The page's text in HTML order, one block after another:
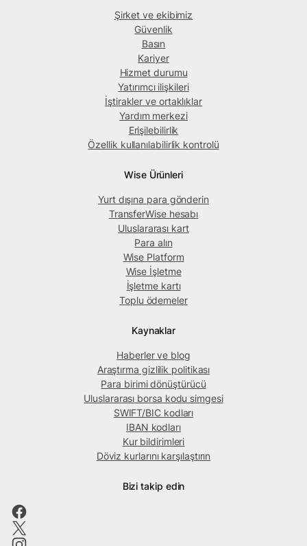
Şirket ve ekibimiz
Güvenlik
Basın
Kariyer
Hizmet durumu
Yatırımcı ilişkileri
İştirakler ve ortaklıklar
Yardım merkezi
Erişilebilirlik
Özellik kullanılabilirlik kontrolü
Wise Ürünleri
Yurt dışına para gönderin
TransferWise hesabı
Uluslararası kart
Para alın
Wise Platform
Wise İşletme
İşletme kartı
Toplu ödemeler
Kaynaklar
Haberler ve blog
Araştırma gizlilik politikası
Para birimi dönüştürücü
Uluslararası borsa kodu simgesi
SWIFT/BIC kodları
IBAN kodları
Kur bildirimleri
Döviz kurlarını karşılaştırın
Bizi takip edin